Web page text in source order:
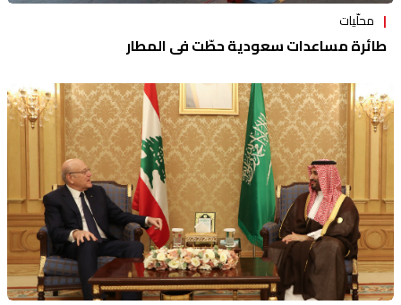
محلّيات
طائرة مساعدات سعودية حطّت في المطار